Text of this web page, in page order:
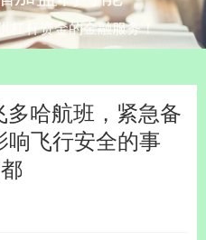
杠杆资金的金融服务！
哈航班，紧急备
响飞行安全的事